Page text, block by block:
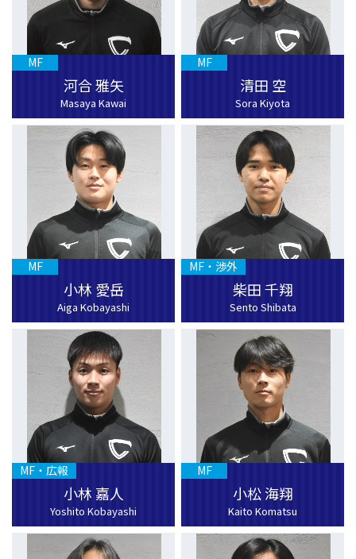
河合 雅矢
Masaya Kawai
MF
清田 空
Sora Kiyota
MF
小林 愛岳
Aiga Kobayashi
MF
柴田 千翔
Sento Shibata
MF・渉外
小林 嘉人
Yoshito Kobayashi
MF・広報
小松 海翔
Kaito Komatsu
MF